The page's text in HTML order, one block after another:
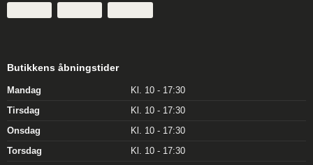
Butikkens åbningstider
Mandag
Kl. 10 - 17:30
Tirsdag
Kl. 10 - 17:30
Onsdag
Kl. 10 - 17:30
Torsdag
Kl. 10 - 17:30